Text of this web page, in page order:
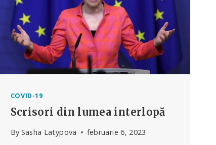
COVID-19
Scrisori din lumea interlopă
By Sasha Latypova februarie 6, 2023